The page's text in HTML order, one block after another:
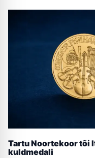
Tartu Noortekoor tõi
kuldmedali